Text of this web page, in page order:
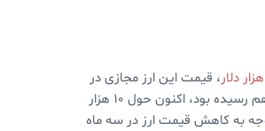
، قیمت این ارز مجازی در
ماه گذشته یک ثبات نسبی را تجربه کرده است. قیمت بیت‌کوین که در خرداد امسال به ۱۴ هزار دلار هم رسیده بود، اکنون حول ۱۰ هزار
که قیمت بیتکوین در آخر هفته به ۹۷۵۰ دلار برسد. با توجه به کاهش قیمت ارز در سه ماه